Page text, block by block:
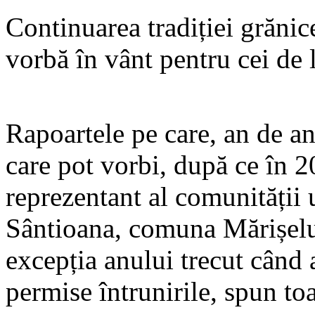
Continuarea tradiției
vorbă în vânt pentru cei de
Rapoartele pe care, an de
care pot vorbi, după ce în
reprezentant al
Sântioana, comuna
excepția anului trecut când
permise întrunirile, spun